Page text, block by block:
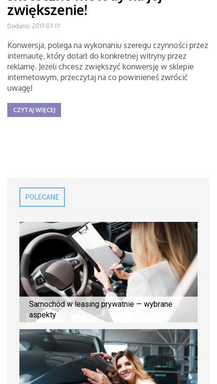
zwiększenie!
Dodano: 2017-07-17
Konwersja, polega na wykonaniu szeregu czynności przez
internautę, który dotarł do konkretnej witryny przez
reklamę. Jeżeli chcesz zwiększyć konwersję w sklepie
internetowym, przeczytaj na co powinieneś zwrócić
uwagę!
CZYTAJ WIĘCEJ
POLECANE
Samochód w leasing prywatnie — wybrane
aspekty